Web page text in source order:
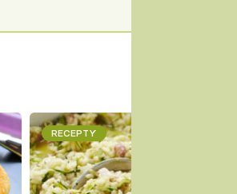
RECEPTY